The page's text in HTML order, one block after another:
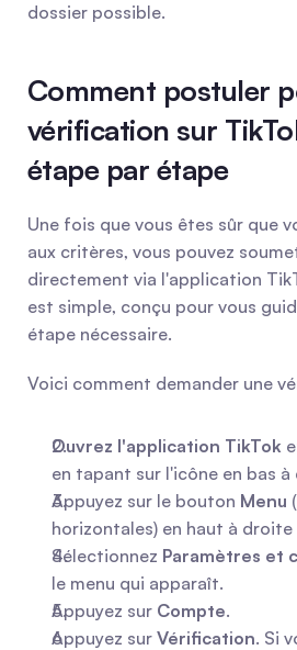
dossier possible.
Comment postuler
vérification sur
étape par étape
Une fois que vous êtes sûr que
aux critères, vous pouvez
directement via l'application
est simple, conçu pour vous
étape nécessaire.
Voici comment demander une
Ouvrez l'application TikTok
en tapant sur l'icône en bas à
Appuyez sur le bouton Menu
horizontales) en haut à
Sélectionnez Paramètres et
le menu qui apparaît.
Appuyez sur Compte.
Appuyez sur Vérification. Si